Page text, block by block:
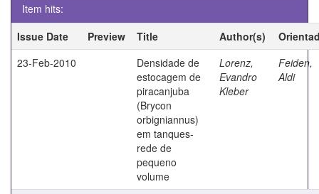
Item hits:
Issue Date
Preview Title Author(s)
23-Feb-2010
Densidade de
estocagem de
piracanjuba
(Brycon
orbigniannus)
em tanques-
rede de
pequeno
volume
Lorenz,
Evandro
Kleber
Feiden,
Aldi